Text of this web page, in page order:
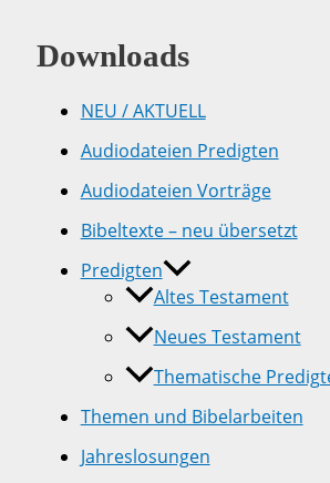
Downloads
NEU / AKTUELL
Audiodateien Predigten
Audiodateien Vorträge
Bibeltexte – neu übersetzt
Predigten
Altes Testament
Neues Testament
Thematische
Themen und Bibelarbeiten
Jahreslosungen